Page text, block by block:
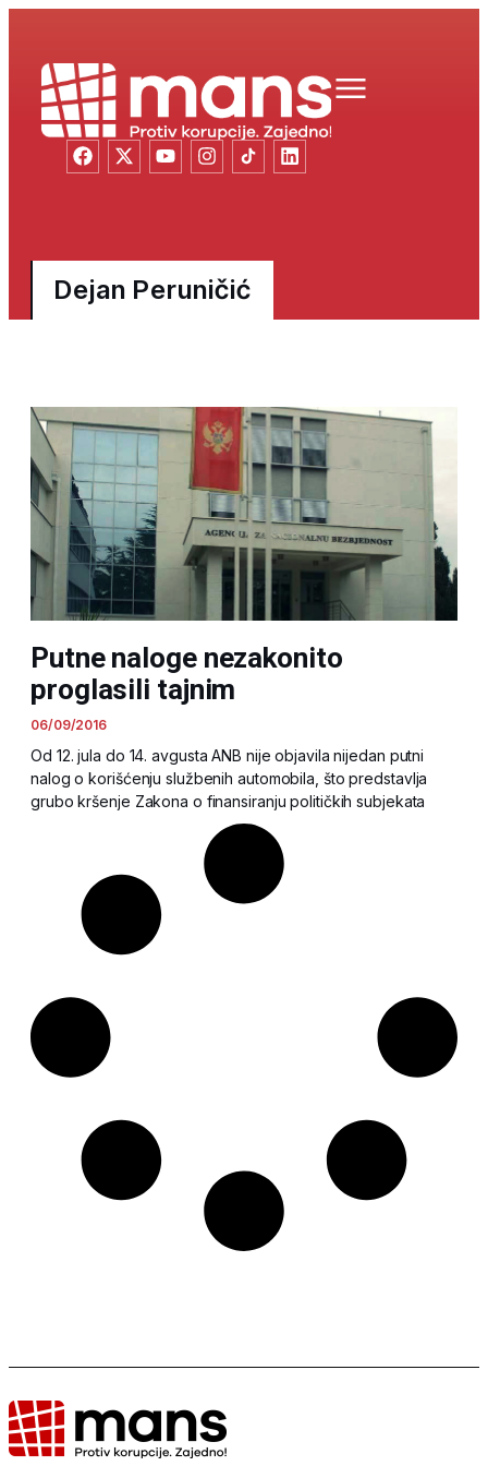
Dejan Peruničić
Putne naloge nezakonito
proglasili tajnim
06/09/2016
Od 12. jula do 14. avgusta ANB nije objavila nijedan putni
nalog o korišćenju službenih automobila, što predstavlja
grubo kršenje Zakona o finansiranju političkih subjekata